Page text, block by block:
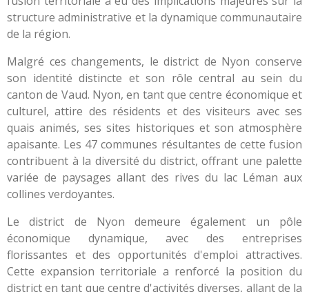
structure administrative et la dynamique communautaire
de la région.
Malgré ces changements, le district de Nyon conserve
son identité distincte et son rôle central au sein du
canton de Vaud. Nyon, en tant que centre économique et
culturel, attire des résidents et des visiteurs avec ses
quais animés, ses sites historiques et son atmosphère
apaisante. Les 47 communes résultantes de cette fusion
contribuent à la diversité du district, offrant une palette
variée de paysages allant des rives du lac Léman aux
collines verdoyantes.
Le district de Nyon demeure également un pôle
économique dynamique, avec des entreprises
florissantes et des opportunités d'emploi attractives.
Cette expansion territoriale a renforcé la position du
district en tant que centre d'activités diverses, allant de la